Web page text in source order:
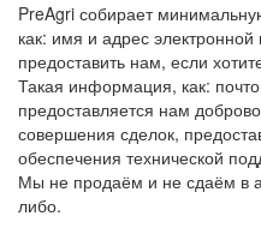
PreAgri собирает
как: имя и адрес
предоставить нам, если
Такая информация, как:
предоставляется нам
совершения сделок,
обеспечения технической
Мы не продаём и не сдаём в
либо.